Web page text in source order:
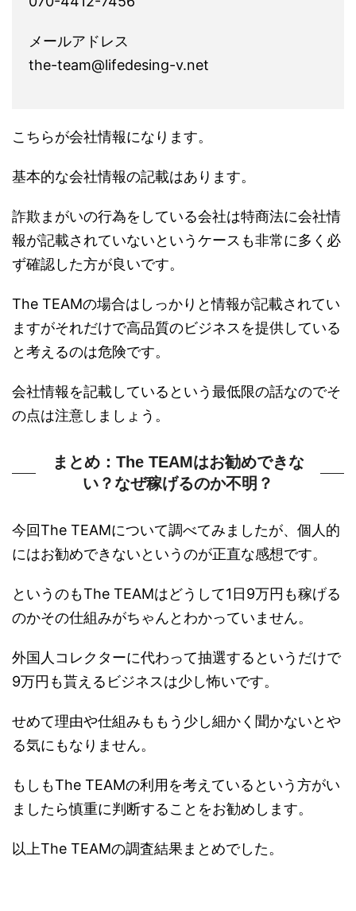
メールアドレス
the-team@lifedesing-v.net
こちらが会社情報になります。
基本的な会社情報の記載はあります。
詐欺まがいの行為をしている会社は特商法に会社情
報が記載されていないというケースも非常に多く必
ず確認した方が良いです。
The TEAMの場合はしっかりと情報が記載されてい
ますがそれだけで高品質のビジネスを提供している
と考えるのは危険です。
会社情報を記載しているという最低限の話なのでそ
の点は注意しましょう。
まとめ：The TEAMはお勧めできな
い？なぜ稼げるのか不明？
今回The TEAMについて調べてみましたが、個人的
にはお勧めできないというのが正直な感想です。
というのもThe TEAMはどうして1日9万円も稼げる
のかその仕組みがちゃんとわかっていません。
外国人コレクターに代わって抽選するというだけで
9万円も貰えるビジネスは少し怖いです。
せめて理由や仕組みももう少し細かく聞かないとや
る気にもなりません。
もしもThe TEAMの利用を考えているという方がい
ましたら慎重に判断することをお勧めします。
以上The TEAMの調査結果まとめでした。